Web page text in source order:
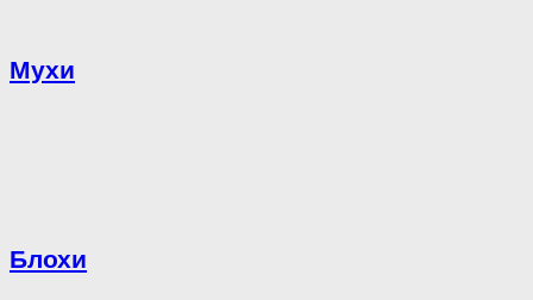
Мухи
Блохи